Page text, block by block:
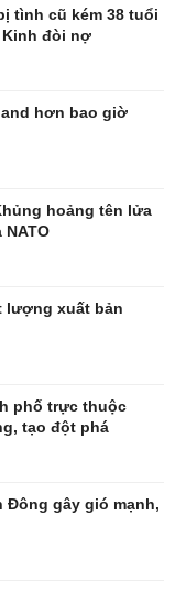
thể thao
tình cũ kém 38 tuổi
đòi nợ
hơn bao giờ
hoảng tên lửa
NATO
lượng xuất bản
phố trực thuộc
tạo đột phá
Đông gây gió mạnh,